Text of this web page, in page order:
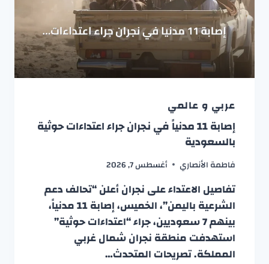
عربي و عالمي
إصابة 11 مدنياً في نجران جراء اعتداءات حوثية
بالسعودية
فاطمة الأنصاري أغسطس 7, 2026
تفاصيل الاعتداء على نجران أعلن “تحالف دعم
الشرعية باليمن”، الخميس، إصابة 11 مدنياً،
بينهم 7 سعوديين، جراء “اعتداءات حوثية”
استهدفت منطقة نجران شمال غربي
المملكة. تصريحات المتحدث…